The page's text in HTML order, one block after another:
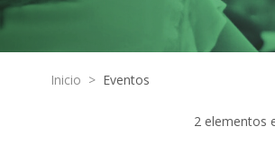
Inicio > Eventos
2 elementos